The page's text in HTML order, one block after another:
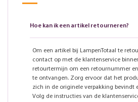
Hoe kan ik een artikel retourneren?
Om een artikel bij LampenTotaal te
contact op met de klantenservice
retourtermijn om een retournummer
te ontvangen. Zorg ervoor dat het
zich in de originele verpakking bevindt
Volg de instructies van de